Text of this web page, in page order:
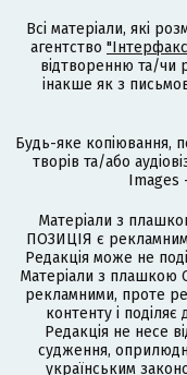
Всі матеріали, які
агентство
відтворенню та/чи
інакше як з
Будь-яке копіювання,
творів та/або
Images
Матеріали з
ПОЗИЦІЯ є
Редакція може не
Матеріали з
рекламними, проте
контенту і
Редакція не несе
судження,
українським